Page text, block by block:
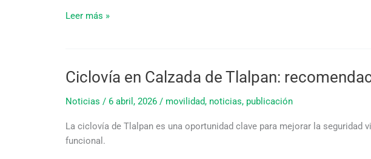
la
Estación
Buenavista
Leer más »
Ciclovía en Calzada de Tlalpan:
Noticias / 6 abril, 2026 / movilidad, noticias, publicación
La ciclovía de Tlalpan es una oportunidad clave para mejorar la
funcional.
Ciclovía
Calzada
Tlalpan:
recomendaciones